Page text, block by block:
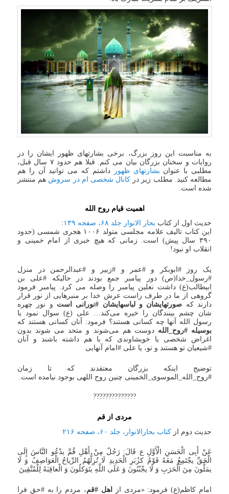
به مناسبت این روز بزرگ، برخی بشارتهای ظهور ایشان را در
روایات و سخنان بزرگان بیان می کنم. قبلا هم حدود ۷ سال قبل،
مطلبی با عنوان بشارتهای ظهور
داشتم که می توانید آن را هم
مطالعه کنید. مطلب زیر در کانال شخصی ام در سروش هم منتشر
شده است.
اهمیت قیام روح الله
حدیث اول از کتاب بحار الانوار جلد ۶۸، صفحه ۱۳۹
:
این کتاب تالیف علامه مجلسی متولد ۱۰۰۶ هجری شمسی (حدود
۳۹۰ سال پیش) است. زمانی که هیچ خبری از امام خمینی و
انقلاب او نبود!
یک روز #ابوبکر و #عمر و #زبیر و #عبدالرحمن در منزل
#رسول_خدا(ص) دور پیامبر جمع بودند در حالیکه #علی بن
ابیطالب(ع) داشت نعلین پیامبر را وصله می کرد. پیامبر فرمود
گروهی از ما در طرف راست عرش خدا بر منبرهایی از نور قرار
دارند که صورتهایشان و لباسهایشان #نورانی است و نور چهره
شان چشم بینندگان را خیره می‌کند… علی (ع) سوال نمود یا
رسول الله آنها چه کسانی هستند؟ فرمود: آنان کسانی هستند که
بوسیله #روح_الله دوست هم می‌شوند و متحد می شوند بدون
اغراض شخصی یا خویشاوندی که با هم داشته باشند و آنان
#شیعیان تو هستند و تو، یا علی #امام آنهایی
توضیح اینکه بزرگان معتقدند که تا زمان
#روح_الله_الموسوی_الخمینی چنین روح اللهی بوجود نیامده است.
??????????????
مردی از قم
حدیث دوم ازکتاب بحارالانوار، جلد ۶۰، صفحه ۲۱۶
عَنْ أَبِی الْحَسَنِ الْأَوَّلِ ع قَالَ: رَجُلٌ مِنْ أَهْلِ قُمَّ یدْعُو النَّاسَ إِلَی
الْحَقِّ یجْتَمِعُ مَعَهُ قَوْمٌ کزُبَرِ الْحَدِیدِ لَا تُزِلُّهُمُ الرِّیاحُ الْعَوَاصِفُ وَ لَا
یمَلُّونَ مِنَ الْحَرَبِ وَ لَا یجْبُنُونَ وَ عَلَی اللَّهِ یتَوَکلُونَ وَ الْعاقِبَهُ لِلْمُتَّقِینَ
امام کاظم(ع) فرمود: «مردی از اهل #قم، مردم را به #حق فرا